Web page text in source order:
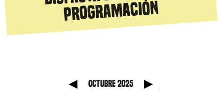
programación
octubre 2025